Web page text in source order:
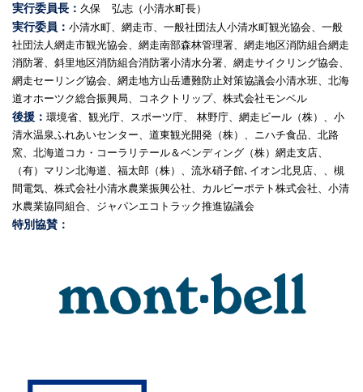
実行委員長： 久保 弘志（小清水町長）
実行委員： 小清水町、網走市、一般社団法人小清水町観光協会、一般
社団法人網走市観光協会、網走南部森林管理署、網走地区消防組合網走
消防署、斜里地区消防組合消防署小清水分署、網走サイクリング協会、
網走セーリング協会、網走地方山岳遭難防止対策協議会小清水班、北海
道オホーツク総合振興局、コネクトリップ、株式会社モンベル
後援： 環境省、観光庁、スポーツ庁、 林野庁、網走ビール（株）、小
清水温泉ふれあいセンター、道東観光開発（株）、ニハチ食品、北路
窯、北海道コカ・コーラリテール＆ベンディング（株）網走支店、
（有）マリン北海道、福太郎（株）、流氷硝子館､イオン北見店、、槻
間電気、株式会社小清水農業振興公社、カルビーポテト株式会社、小清
水農業協同組合、ジャパンエコトラック推進協議会
特別協賛：